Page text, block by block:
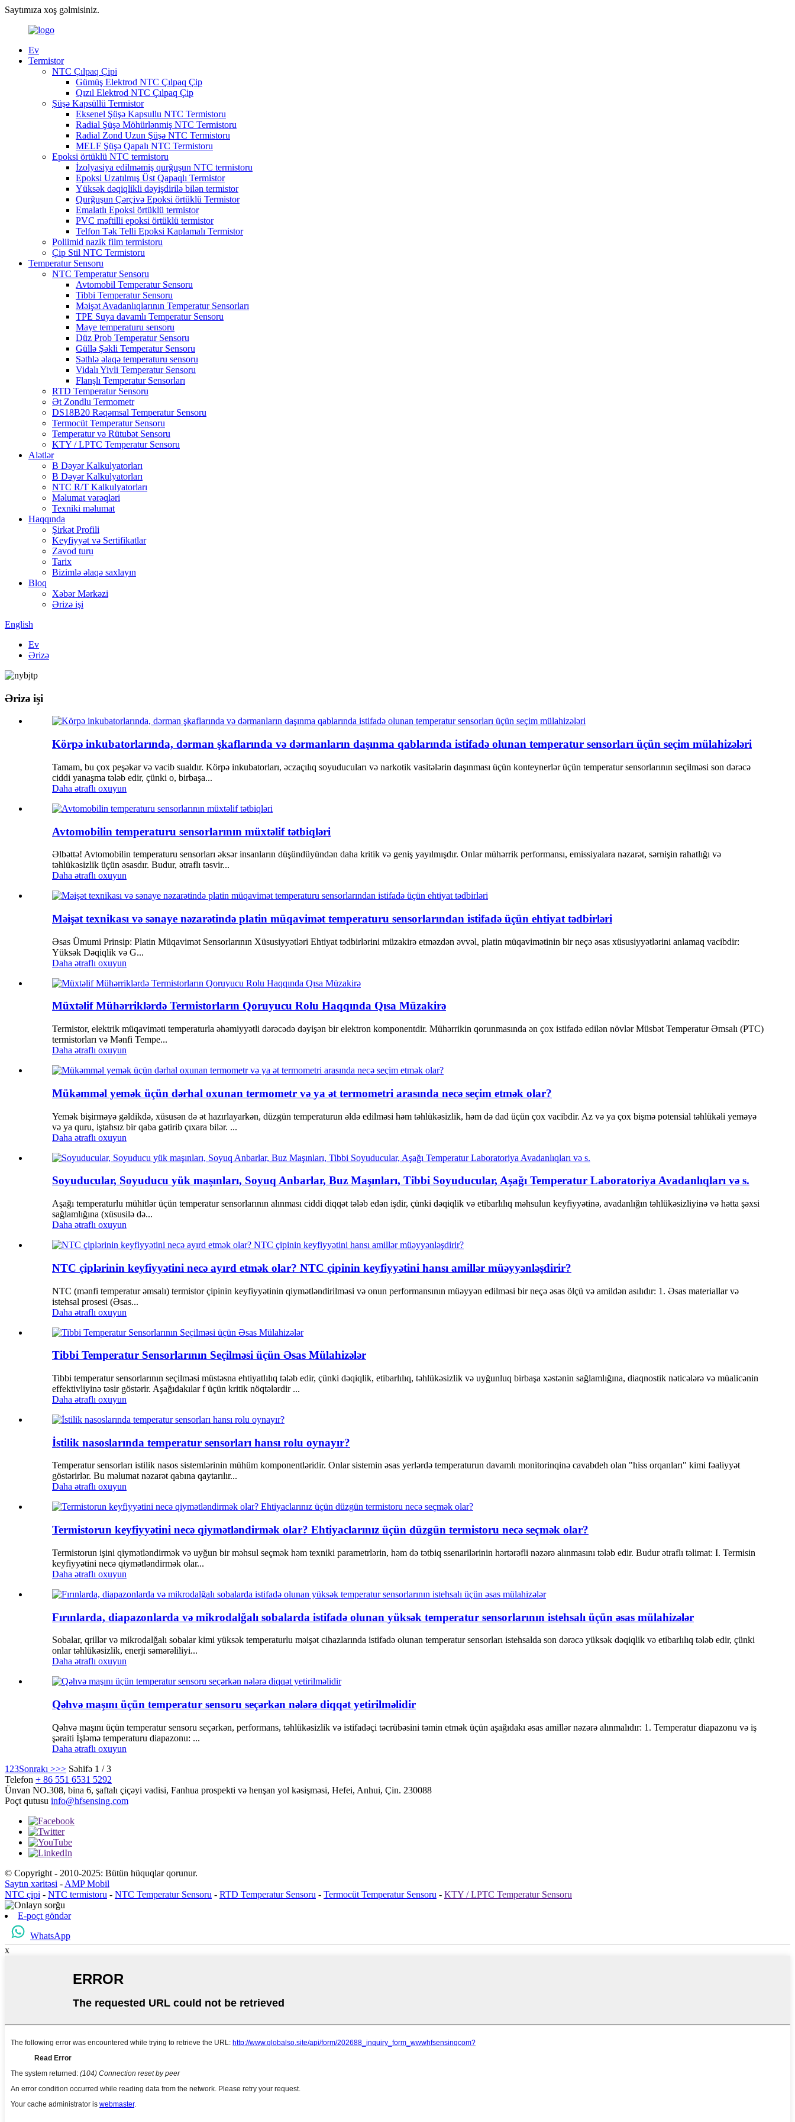
Saytımıza xoş gəlmisiniz.
Ev
Termistor
NTC Çılpaq Çipi
Gümüş Elektrod NTC Çılpaq Çip
Qızıl Elektrod NTC Çılpaq Çip
Şüşə Kapsüllü Termistor
Eksenel Şüşə Kapsullu NTC Termistoru
Radial Şüşə Möhürlənmiş NTC Termistoru
Radial Zond Uzun Şüşə NTC Termistoru
MELF Şüşə Qapalı NTC Termistoru
Epoksi örtüklü NTC termistoru
İzolyasiya edilməmiş qurğuşun NTC termistoru
Epoksi Uzatılmış Üst Qapaqlı Termistor
Yüksək dəqiqlikli dəyişdirilə bilən termistor
Qurğuşun Çərçivə Epoksi örtüklü Termistor
Emalatlı Epoksi örtüklü termistor
PVC məftilli epoksi örtüklü termistor
Telfon Tək Telli Epoksi Kaplamalı Termistor
Poliimid nazik film termistoru
Çip Stil NTC Termistoru
Temperatur Sensoru
NTC Temperatur Sensoru
Avtomobil Temperatur Sensoru
Tibbi Temperatur Sensoru
Məişət Avadanlıqlarının Temperatur Sensorları
TPE Suya davamlı Temperatur Sensoru
Maye temperaturu sensoru
Düz Prob Temperatur Sensoru
Güllə Şəkli Temperatur Sensoru
Səthlə əlaqə temperaturu sensoru
Vidalı Yivli Temperatur Sensoru
Flanşlı Temperatur Sensorları
RTD Temperatur Sensoru
Ət Zondlu Termometr
DS18B20 Rəqəmsal Temperatur Sensoru
Termocüt Temperatur Sensoru
Temperatur və Rütubət Sensoru
KTY / LPTC Temperatur Sensoru
Alətlər
B Dəyər Kalkulyatorları
B Dəyər Kalkulyatorları
NTC R/T Kalkulyatorları
Məlumat vərəqləri
Texniki məlumat
Haqqında
Şirkət Profili
Keyfiyyət və Sertifikatlar
Zavod turu
Tarix
Bizimlə əlaqə saxlayın
Bloq
Xəbər Mərkəzi
Ərizə işi
English
Ev
Ərizə
Ərizə işi
Körpə inkubatorlarında, dərman şkaflarında və dərmanların daşınma qablarında istifadə olunan temperatur sensorları üçün seçim mülahizələri
Tamam, bu çox peşəkar və vacib sualdır. Körpə inkubatorları, əczaçılıq soyuducuları və narkotik vasitələrin daşınması üçün konteynerlər üçün temperatur sensorlarının seçilməsi son dərəcə
ciddi yanaşma tələb edir, çünki o, birbaşa...
Daha ətraflı oxuyun
Avtomobilin temperaturu sensorlarının müxtəlif tətbiqləri
Əlbəttə! Avtomobilin temperaturu sensorları əksər insanların düşündüyündən daha kritik və geniş yayılmışdır. Onlar mühərrik performansı, emissiyalara nəzarət, sərnişin rahatlığı və
təhlükəsizlik üçün əsasdır. Budur, ətraflı təsvir...
Daha ətraflı oxuyun
Məişət texnikası və sənaye nəzarətində platin müqavimət temperaturu sensorlarından istifadə üçün ehtiyat tədbirləri
Əsas Ümumi Prinsip: Platin Müqavimət Sensorlarının Xüsusiyyətləri Ehtiyat tədbirlərini müzakirə etməzdən əvvəl, platin müqavimətinin bir neçə əsas xüsusiyyətlərini anlamaq vacibdir:
Yüksək Dəqiqlik və G...
Daha ətraflı oxuyun
Müxtəlif Mühərriklərdə Termistorların Qoruyucu Rolu Haqqında Qısa Müzakirə
Termistor, elektrik müqaviməti temperaturla əhəmiyyətli dərəcədə dəyişən bir elektron komponentdir. Mühərrikin qorunmasında ən çox istifadə edilən növlər Müsbət Temperatur Əmsalı (PTC)
termistorları və Mənfi Tempe...
Daha ətraflı oxuyun
Mükəmməl yemək üçün dərhal oxunan termometr və ya ət termometri arasında necə seçim etmək olar?
Yemək bişirməyə gəldikdə, xüsusən də ət hazırlayarkən, düzgün temperaturun əldə edilməsi həm təhlükəsizlik, həm də dad üçün çox vacibdir. Az və ya çox bişmə potensial təhlükəli yeməyə
və ya quru, iştahsız bir qaba gətirib çıxara bilər. ...
Daha ətraflı oxuyun
Soyuducular, Soyuducu yük maşınları, Soyuq Anbarlar, Buz Maşınları, Tibbi Soyuducular, Aşağı Temperatur Laboratoriya Avadanlıqları və s.
Aşağı temperaturlu mühitlər üçün temperatur sensorlarının alınması ciddi diqqət tələb edən işdir, çünki dəqiqlik və etibarlılıq məhsulun keyfiyyətinə, avadanlığın təhlükəsizliyinə və hətta şəxsi
sağlamlığına (xüsusilə də...
Daha ətraflı oxuyun
NTC çiplərinin keyfiyyətini necə ayırd etmək olar? NTC çipinin keyfiyyətini hansı amillər müəyyənləşdirir?
NTC (mənfi temperatur əmsalı) termistor çipinin keyfiyyətinin qiymətləndirilməsi və onun performansının müəyyən edilməsi bir neçə əsas ölçü və amildən asılıdır: 1. Əsas materiallar və
istehsal prosesi (Əsas...
Daha ətraflı oxuyun
Tibbi Temperatur Sensorlarının Seçilməsi üçün Əsas Mülahizələr
Tibbi temperatur sensorlarının seçilməsi müstəsna ehtiyatlılıq tələb edir, çünki dəqiqlik, etibarlılıq, təhlükəsizlik və uyğunluq birbaşa xəstənin sağlamlığına, diaqnostik nəticələrə və müalicənin
effektivliyinə təsir göstərir. Aşağıdakılar f üçün kritik nöqtələrdir ...
Daha ətraflı oxuyun
İstilik nasoslarında temperatur sensorları hansı rolu oynayır?
Temperatur sensorları istilik nasos sistemlərinin mühüm komponentləridir. Onlar sistemin əsas yerlərdə temperaturun davamlı monitorinqinə cavabdeh olan "hiss orqanları" kimi fəaliyyət
göstərirlər. Bu məlumat nəzarət qabına qaytarılır...
Daha ətraflı oxuyun
Termistorun keyfiyyətini necə qiymətləndirmək olar? Ehtiyaclarınız üçün düzgün termistoru necə seçmək olar?
Termistorun işini qiymətləndirmək və uyğun bir məhsul seçmək həm texniki parametrlərin, həm də tətbiq ssenarilərinin hərtərəfli nəzərə alınmasını tələb edir. Budur ətraflı təlimat: I. Termisin
keyfiyyətini necə qiymətləndirmək olar...
Daha ətraflı oxuyun
Fırınlarda, diapazonlarda və mikrodalğalı sobalarda istifadə olunan yüksək temperatur sensorlarının istehsalı üçün əsas mülahizələr
Sobalar, qrillər və mikrodalğalı sobalar kimi yüksək temperaturlu məişət cihazlarında istifadə olunan temperatur sensorları istehsalda son dərəcə yüksək dəqiqlik və etibarlılıq tələb edir, çünki
onlar təhlükəsizlik, enerji səmərəliliyi...
Daha ətraflı oxuyun
Qəhvə maşını üçün temperatur sensoru seçərkən nələrə diqqət yetirilməlidir
Qəhvə maşını üçün temperatur sensoru seçərkən, performans, təhlükəsizlik və istifadəçi təcrübəsini təmin etmək üçün aşağıdakı əsas amillər nəzərə alınmalıdır: 1. Temperatur diapazonu və iş
şəraiti İşləmə temperaturu diapazonu: ...
Daha ətraflı oxuyun
1 23Sonrakı >>> Səhifə 1 / 3
Telefon + 86 551 6531 5292
Ünvan NO.308, bina 6, şaftalı çiçəyi vadisi, Fanhua prospekti və henşan yol kəsişməsi, Hefei, Anhui, Çin. 230088
Poçt qutusu info@hfsensing.com
© Copyright - 2010-2025: Bütün hüquqlar qorunur.
Saytın xəritəsi - AMP Mobil
NTC çipi - NTC termistoru - NTC Temperatur Sensoru - RTD Temperatur Sensoru - Termocüt Temperatur Sensoru - KTY / LPTC Temperatur Sensoru
E-poçt göndər
WhatsApp
x